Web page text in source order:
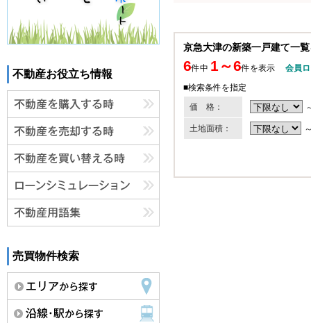
京急大津の新築一戸建て一
6件中 1～6件を表示
会員
■検索条件を指定
価 格：
土地面積：
不動産お役立ち情報
売買物件検索